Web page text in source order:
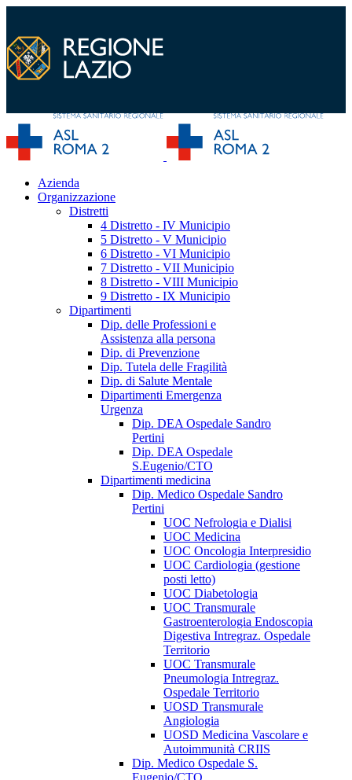
Azienda
Organizzazione
Distretti
4 Distretto - IV Municipio
5 Distretto - V Municipio
6 Distretto - VI Municipio
7 Distretto - VII Municipio
8 Distretto - VIII Municipio
9 Distretto - IX Municipio
Dipartimenti
Dip. delle Professioni e
Assistenza alla persona
Dip. di Prevenzione
Dip. Tutela delle Fragilità
Dip. di Salute Mentale
Dipartimenti Emergenza
Urgenza
Dip. DEA Ospedale Sandro
Pertini
Dip. DEA Ospedale
S.Eugenio/CTO
Dipartimenti medicina
Dip. Medico Ospedale Sandro
Pertini
UOC Nefrologia e Dialisi
UOC Medicina
UOC Oncologia Interpresidio
UOC Cardiologia (gestione
posti letto)
UOC Diabetologia
UOC Transmurale
Gastroenterologia Endoscopia
Digestiva Intregraz. Ospedale
Territorio
UOC Transmurale
Pneumologia Intregraz.
Ospedale Territorio
UOSD Transmurale
Angiologia
UOSD Medicina Vascolare e
Autoimmunità CRIIS
Dip. Medico Ospedale S.
Eugenio/CTO